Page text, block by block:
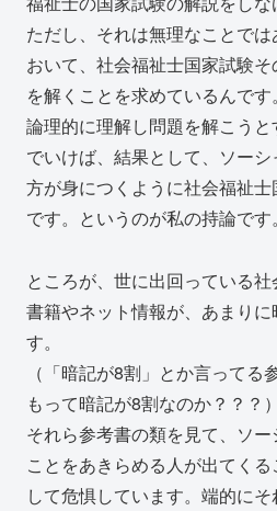
ただし、それは無理なことで
おいて、社会福祉士国家試験
を解くことを求めているんで
論理的に理解し問題を解こう
でいけば、結果として、ソー
方が身につくように社会福祉
です。というのが私の持論です。
ところが、世に出回っている
書籍やネット情報が、あまり
す。
（「暗記が8割」とか言ってる
もって暗記が8割なのか？？？）
それら参考書の類を見て、ソ
ことをあきらめる人が出てく
して危惧しています。端的に